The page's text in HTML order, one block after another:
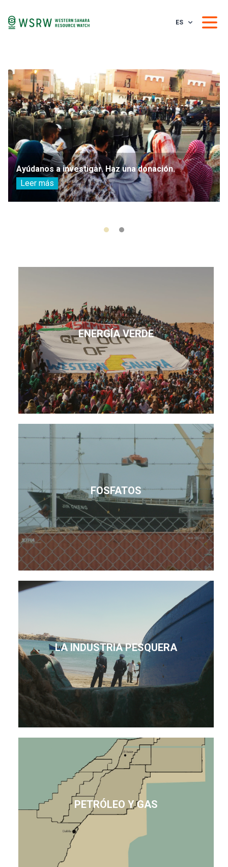
ES
Ayúdanos a investigar. Haz una donación.
Leer más
ENERGÍA VERDE
FOSFATOS
LA INDUSTRIA PESQUERA
PETRÓLEO Y GAS